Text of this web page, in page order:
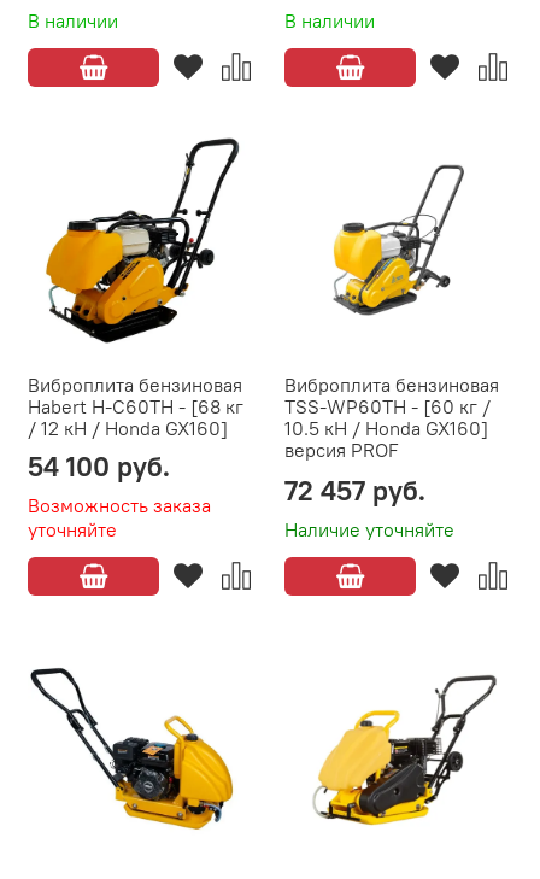
В наличии В наличии
Виброплита бензиновая
Habert H-C60TH - [68 кг
/ 12 кН / Honda GX160]
Возможность заказа
уточняйте
54 100 руб.
Виброплита бензиновая
TSS-WP60TH - [60 кг /
10.5 кН / Honda GX160]
версия PROF
Наличие уточняйте
72 457 руб.